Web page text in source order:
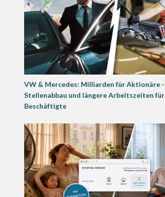
VW & Mercedes: Milliarden für Aktionäre -
Stellenabbau und längere Arbeitszeiten für
Beschäftigte